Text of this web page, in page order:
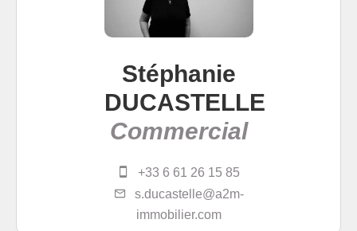
Stéphanie
DUCASTELLE
Commercial
+33 6 61 26 15 85
s.ducastelle@a2m-
immobilier.com